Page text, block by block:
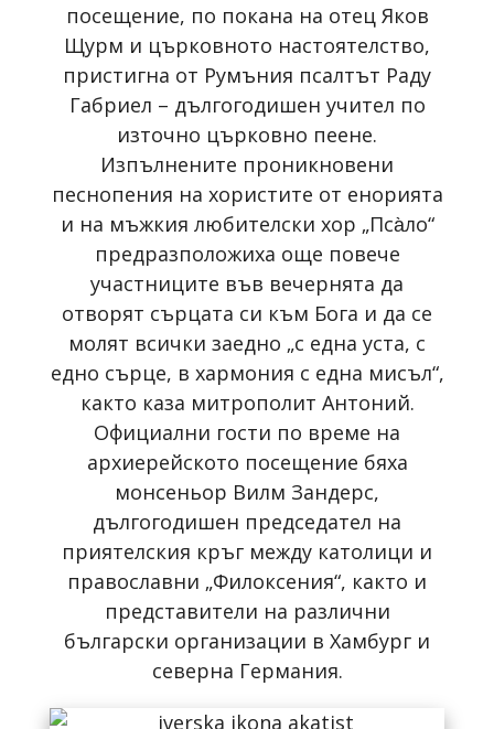
посещение, по покана на отец Яков
Щурм и църковното настоятелство,
пристигна от Румъния псалтът Раду
Габриел – дългогодишен учител по
източно църковно пеене.
Изпълнените проникновени
песнопения на хористите от енорията
и на мъжкия любителски хор „Пса̀ло“
предразположиха още повече
участниците във вечернята да
отворят сърцата си към Бога и да се
молят всички заедно „с една уста, с
едно сърце, в хармония с една мисъл“,
както каза митрополит Антоний.
Официални гости по време на
архиерейското посещение бяха
монсеньор Вилм Зандерс,
дългогодишен председател на
приятелския кръг между католици и
православни „Филоксения“, както и
представители на различни
български организации в Хамбург и
северна Германия.